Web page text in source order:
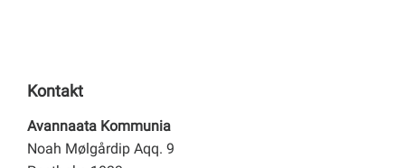
Kontakt
Avannaata Kommunia
Noah Mølgårdip Aqq. 9